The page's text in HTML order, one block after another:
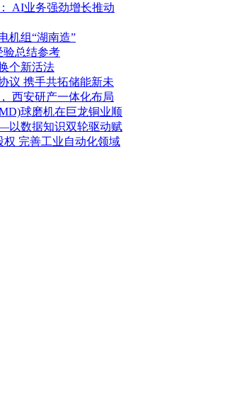
AI业务强劲增长推动
机组“湖南造”
验总结参考
个新活法
议 携手共拓储能新未
西安研产一体化布局
球磨机在巨龙铜业顺
以数据知识双轮驱动赋
权 完善工业自动化领域